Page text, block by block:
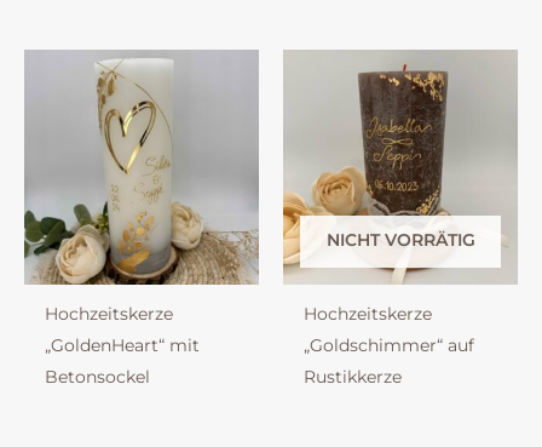
Hochzeitskerze
„GoldenHeart“ mit
Betonsockel
NICHT VORRÄTIG
Hochzeitskerze
„Goldschimmer“ auf
Rustikkerze